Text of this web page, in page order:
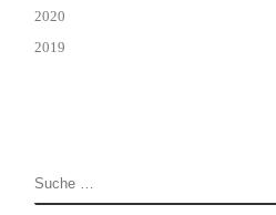
2020
2019
SUCHE